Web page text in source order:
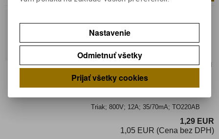
BT 138-800.127
Katalógové číslo:017012 Výrobca:NXP
Záruka (mesiacov):
Termín dodania(prac.dni)-platí pre sklad
LIESKOVEC
neznámy
Hmotnosť:
Triak; 800V; 12A; 35/70mA; TO220AB
1,29 EUR
1,05 EUR (Cena bez DPH)
Nastavenie
Odmietnuť všetky
Prijať všetky cookies